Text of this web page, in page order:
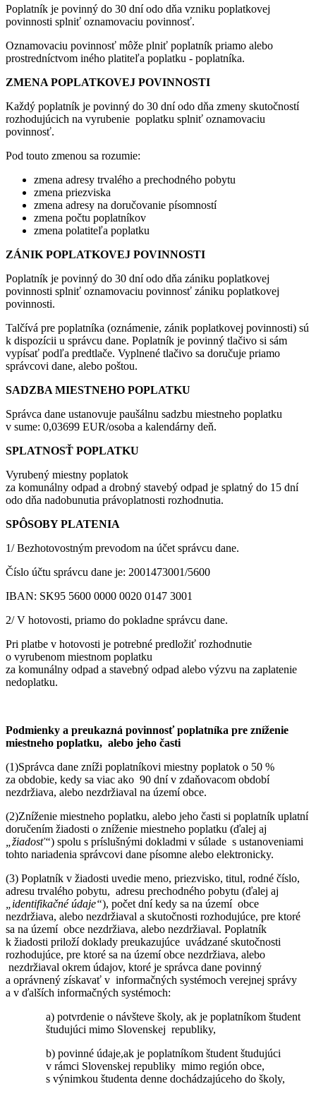
Poplatník je povinný do 30 dní odo dňa vzniku poplatkovej
povinnosti splniť oznamovaciu povinnosť.
Oznamovaciu povinnosť môže plniť poplatník priamo alebo
prostredníctvom iného platiteľa poplatku - poplatníka.
ZMENA POPLATKOVEJ POVINNOSTI
Každý poplatník je povinný do 30 dní odo dňa zmeny skutočností
rozhodujúcich na vyrubenie poplatku splniť oznamovaciu
povinnosť.
Pod touto zmenou sa rozumie:
zmena adresy trvalého a prechodného pobytu
zmena priezviska
zmena adresy na doručovanie písomností
zmena počtu poplatníkov
zmena polatiteľa poplatku
ZÁNIK POPLATKOVEJ POVINNOSTI
Poplatník je povinný do 30 dní odo dňa zániku poplatkovej
povinnosti splniť oznamovaciu povinnosť zániku poplatkovej
povinnosti.
Talčívá pre poplatníka (oznámenie, zánik poplatkovej povinnosti) sú
k dispozícii u správcu dane. Poplatník je povinný tlačivo si sám
vypísať podľa predtlače. Vyplnené tlačivo sa doručuje priamo
správcovi dane, alebo poštou.
SADZBA MIESTNEHO POPLATKU
Správca dane ustanovuje paušálnu sadzbu miestneho poplatku
v sume: 0,03699 EUR/osoba a kalendárny deň.
SPLATNOSŤ POPLATKU
Vyrubený miestny poplatok
za komunálny odpad a drobný stavebý odpad je splatný do 15 dní
odo dňa nadobunutia právoplatnosti rozhodnutia.
SPÔSOBY PLATENIA
1/ Bezhotovostným prevodom na účet správcu dane.
Číslo účtu správcu dane je: 2001473001/5600
IBAN: SK95 5600 0000 0020 0147 3001
2/ V hotovosti, priamo do pokladne správcu dane.
Pri platbe v hotovosti je potrebné predložiť rozhodnutie
o vyrubenom miestnom poplatku
za komunálny odpad a stavebný odpad alebo výzvu na zaplatenie
nedoplatku.
Podmienky a preukazná povinnosť poplatníka pre zníženie
miestneho poplatku, alebo jeho časti
(1)Správca dane zníži poplatníkovi miestny poplatok o 50 %
za obdobie, kedy sa viac ako 90 dní v zdaňovacom období
nezdržiava, alebo nezdržiaval na území obce.
(2)Zníženie miestneho poplatku, alebo jeho časti si poplatník uplatní
doručením žiadosti o zníženie miestneho poplatku (ďalej aj
„žiadosť“) spolu s príslušnými dokladmi v súlade s ustanoveniami
tohto nariadenia správcovi dane písomne alebo elektronicky.
(3) Poplatník v žiadosti uvedie meno, priezvisko, titul, rodné číslo,
adresu trvalého pobytu, adresu prechodného pobytu (ďalej aj
„identifikačné údaje“), počet dní kedy sa na území obce
nezdržiava, alebo nezdržiaval a skutočnosti rozhodujúce, pre ktoré
sa na území obce nezdržiava, alebo nezdržiaval. Poplatník
k žiadosti priloží doklady preukazujúce uvádzané skutočnosti
rozhodujúce, pre ktoré sa na území obce nezdržiava, alebo
nezdržiaval okrem údajov, ktoré je správca dane povinný
a oprávnený získavať v informačných systémoch verejnej správy
a v ďalších informačných systémoch:
a) potvrdenie o návšteve školy, ak je poplatníkom študent
študujúci mimo Slovenskej republiky,
b) povinné údaje,ak je poplatníkom študent študujúci
v rámci Slovenskej republiky mimo región obce,
s výnimkou študenta denne dochádzajúceho do školy,